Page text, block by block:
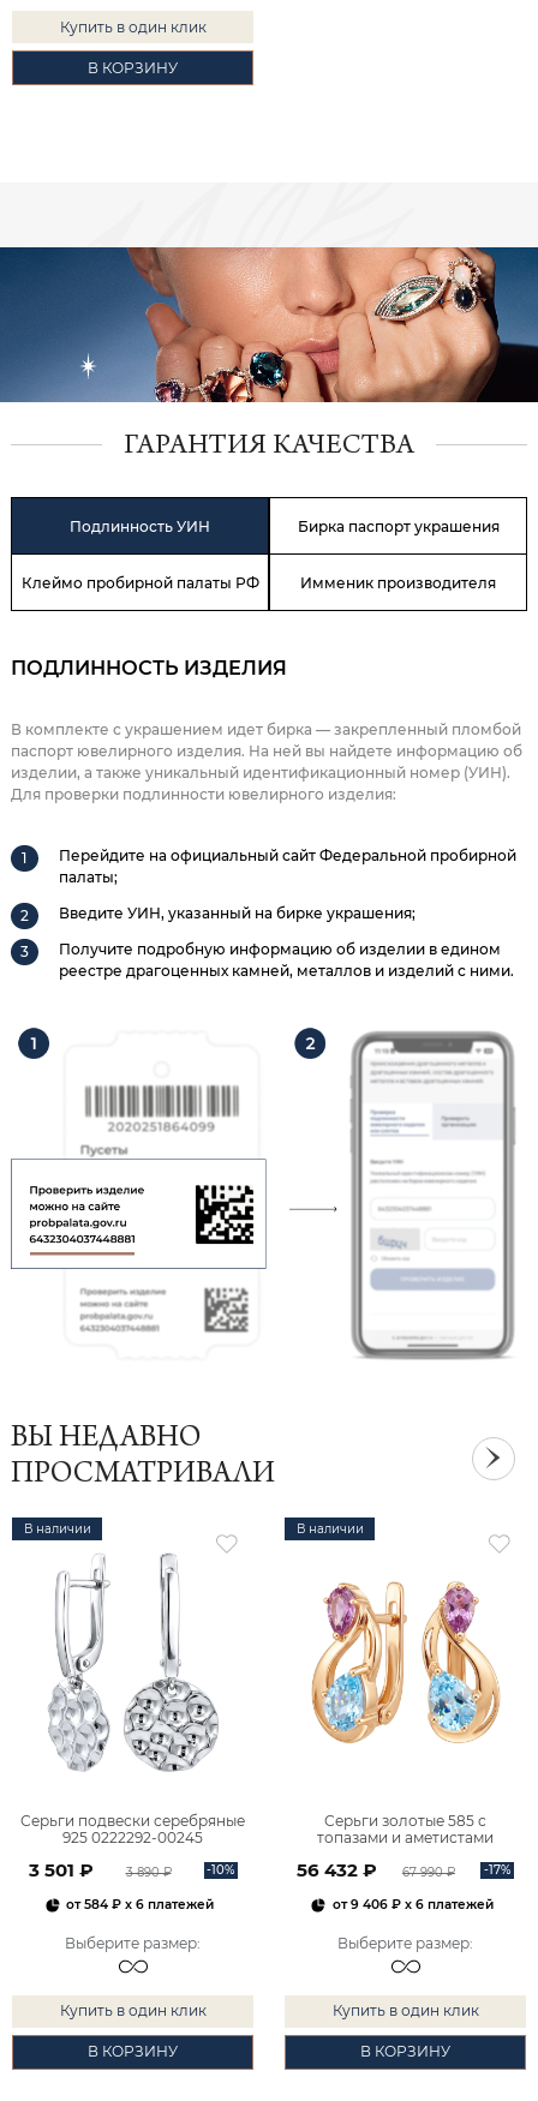
Купить в один клик
В КОРЗИНУ
ГАРАНТИЯ КАЧЕСТВА
Подлинность УИН Бирка паспорт украшения
Клеймо пробирной палаты РФ Имменик производителя
ПОДЛИННОСТЬ ИЗДЕЛИЯ
В комплекте с украшением идет бирка — закрепленный пломбой
паспорт ювелирного изделия. На ней вы найдете информацию об
изделии, а также уникальный идентификационный номер (УИН).
Для проверки подлинности ювелирного изделия:
Перейдите на официальный сайт Федеральной пробирной
палаты;
Введите УИН, указанный на бирке украшения;
Получите подробную информацию об изделии в едином
реестре драгоценных камней, металлов и изделий с ними.
ВЫ НЕДАВНО
ПРОСМАТРИВАЛИ
В наличии
Серьги подвески серебряные
925 0222292-00245
3 501 ₽ 3 890 ₽ -10%
от584 ₽ x 6 платежей
Выберите размер:
Купить в один клик
В КОРЗИНУ
В наличии
Серьги золотые 585 с
топазами и аметистами
56 432 ₽ 67 990 ₽ -17%
от9 406 ₽x 6 платежей
Выберите размер:
Купить в один клик
В КОРЗИНУ